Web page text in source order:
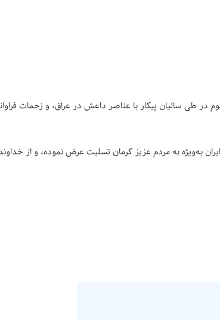
طی سالیان پیکار با عناصر داعش در عراق، و زحمات
به‌ویژه به مردم عزیز کرمان تسلیت عرض نموده، و از